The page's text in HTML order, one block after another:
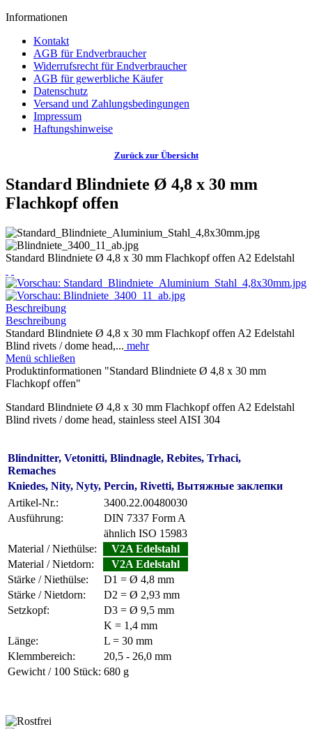
Informationen
Kontakt
AGB für Endverbraucher
Widerrufsrecht für Endverbraucher
AGB für gewerbliche Käufer
Datenschutz
Versand und Zahlungsbedingungen
Impressum
Haftungshinweise
Zurück zur Übersicht
Standard Blindniete Ø 4,8 x 30 mm
Flachkopf offen
Standard Blindniete Ø 4,8 x 30 mm Flachkopf offen A2 Edelstahl
Beschreibung
Beschreibung
Standard Blindniete Ø 4,8 x 30 mm Flachkopf offen A2 Edelstahl
Blind rivets / dome head,... mehr
Menü schließen
Produktinformationen "Standard Blindniete Ø 4,8 x 30 mm
Flachkopf offen"
Standard Blindniete Ø 4,8 x 30 mm Flachkopf offen A2 Edelstahl
Blind rivets / dome head, stainless steel AISI 304
Blindnitter, Vetonitti, Blindnagle, Rebites, Trhaci,
Remaches
Kniedes, Nity, Nyty, Percin, Rivetti, Вытяжные заклепки
Artikel-Nr.:
3400.22.00480030
Ausführung:
DIN 7337 Form A
ähnlich ISO 15983
Material / Niethülse:
V2A Edelstahl
Material / Nietdorn:
V2A Edelstahl
Stärke / Niethülse:
D1 = Ø 4,8 mm
Stärke / Nietdorn:
D2 = Ø 2,93 mm
Setzkopf:
D3 = Ø 9,5 mm
K = 1,4 mm
Länge:
L = 30 mm
Klemmbereich:
20,5 - 26,0 mm
Gewicht / 100 Stück: 680 g